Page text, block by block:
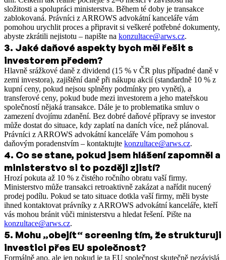
složitosti a spolupráci ministerstva. Během té doby je transakce
zablokovaná. Právníci z ARROWS advokátní kanceláře vám
pomohou urychlit proces a připravit si veškeré potřebné dokumenty,
abyste zkrátili nejistotu – napište na konzultace@arws.cz.
3. Jaké daňové aspekty bych měl řešit s
investorem předem?
Hlavně srážkové daně z dividend (15 % v ČR plus případné daně v
zemi investora), zajištění daně při nákupu akcií (standardně 10 % z
kupní ceny, pokud nejsou splněny podmínky pro vynětí), a
transferové ceny, pokud bude mezi investorem a jeho mateřskou
společností nějaká transakce. Dále je to problematika smluv o
zamezení dvojímu zdanění. Bez dobré daňové přípravy se investor
může dostat do situace, kdy zaplatí na daních více, než plánoval.
Právníci z ARROWS advokátní kanceláře Vám pomohou s
daňovým poradenstvím – kontaktujte konzultace@arws.cz.
4. Co se stane, pokud jsem hlášení zapomněl a
ministerstvo si to později zjistí?
Hrozí pokuta až 10 % z čistého ročního obratu vaší firmy.
Ministerstvo může transakci retroaktivně zakázat a nařídit nucený
prodej podílu. Pokud se tato situace dotkla vaší firmy, měli byste
ihned kontaktovat právníky z ARROWS advokátní kanceláře, kteří
vás mohou bránit vůči ministerstvu a hledat řešení. Pište na
konzultace@arws.cz.
5. Mohu „obejít“ screening tím, že strukturuji
investici přes EU společnost?
Formálně ano, ale jen pokud je ta EU společnost skutečně nezávislá